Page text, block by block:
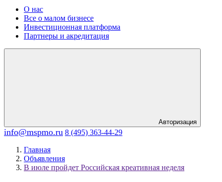
О нас
Все о малом бизнесе
Инвестиционная платформа
Партнеры и акредитация
Авторизация
info@mspmo.ru 8 (495) 363-44-29
Главная
Объявления
В июле пройдет Российская креативная неделя